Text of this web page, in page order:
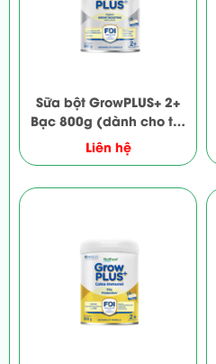
Sữa bột GrowPLUS+ 2+
Bạc 800g (dành cho trẻ
từ 2 tuổi)
Liên hệ